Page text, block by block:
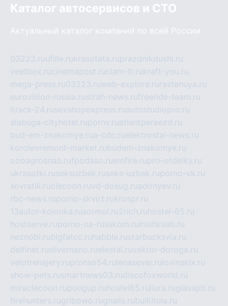
Каталог автосервисов и СТО
Актуальный каталог компаний по всей России
03223.ruufille.rukrasotata.ruprazdnikdushi.ru
veetbox.rucinemapost.ruciam-fr.rukraft-you.ru
mega-press.ru03223.ruweb-explore.ru rastenuya.ru
eurovision-russia.rustrah-news.rufreeride-team.ru
itrack-24.rusexshopexpress.ruautostudiopro.ru
alabuga-cityhotel.rupornv.ruatlantpereezd.ru
bud-em-znakomye.rua-cdc.ruelektrostal-news.ru
korolevremont-market.rubudem-znakomye.ru
oooagrosnab.rufpodaso.ruemfire.rupro-otdelky.ru
ukrasotki.ruseksuzbek.ruseks-uzbek.ruporno-vk.ru
sovratili.ruolecoon.ruvd-dosug.ruadonyev.ru
rbc-news.ruporno-skvirt.rukrospr.ru
13autor-kolonka.rusormol.ru2rich.ru hostel-65.ru
hostserve.ruporno-na-russkom.ru mishinlab.ru
neznobi.rubigfatcc.ru habble.rustarbucksvia.ru
delfinet.rusilvernano.ruelestal.ruvektor-doroga.ru
velotrenajery.rupronso54.ru lenasever.ru lovinskix.ru
show-pets.rusmartnews03.rudiscofoxworld.ru
miraclecoon.rupongup.ru hostel65.ru liura.ruglasspb.ru
firehunters.rugribowo.rugnalis.rubulkitula.ru